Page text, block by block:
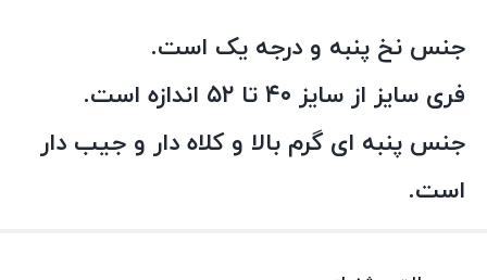
جنس نخ پنبه و درجه یک است.
فری سایز از سایز ۴۰ تا ۵۲ اندازه است.
جنس پنبه ای گرم بالا و کلاه دار و جیب دار
است.